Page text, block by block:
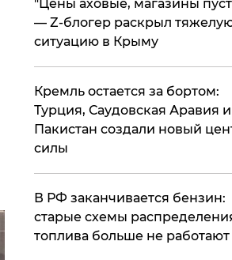
​"Цены аховые, магазины
— Z-блогер раскрыл
ситуацию в Крыму
​Кремль остается за бортом:
Турция, Саудовская Аравия и
Пакистан создали новый
силы
​В РФ заканчивается бензин:
старые схемы
топлива больше не работают